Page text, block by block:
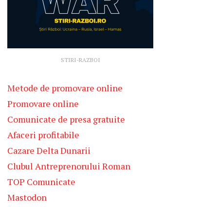
STIRI-RAZBOI
Metode de promovare online
Promovare online
Comunicate de presa gratuite
Afaceri profitabile
Cazare Delta Dunarii
Clubul Antreprenorului Roman
TOP Comunicate
Mastodon